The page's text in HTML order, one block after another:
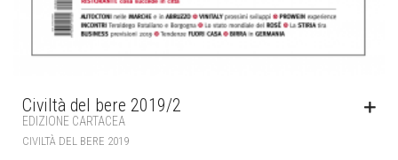
Civiltà del bere 2019/2
EDIZIONE CARTACEA
CIVILTÀ DEL BERE 2019